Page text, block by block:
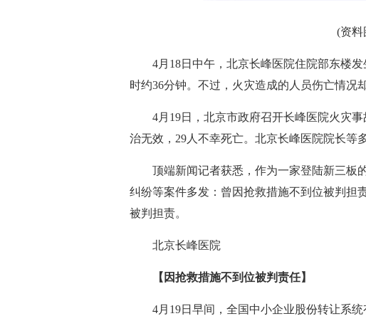
(资料
4月18日中午，北京长峰医院住院部东楼
时约36分钟。不过，火灾造成的人员伤亡情况
4月19日，北京市政府召开长峰医院火灾
治无效，29人不幸死亡。北京长峰医院院长等
顶端新闻记者获悉，作为一家登陆新三板
纠纷等案件多发：曾因抢救措施不到位被判担
被判担责。
北京长峰医院
【因抢救措施不到位被判责任】
4月19日早间，全国中小企业股份转让系